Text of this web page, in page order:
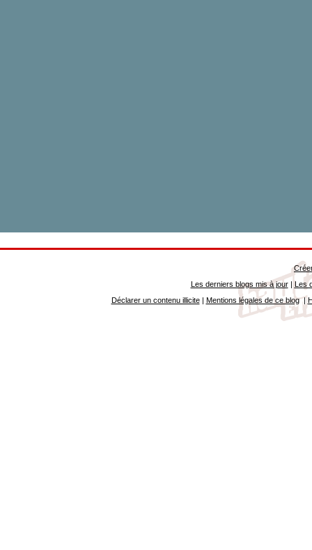
Les derniers blogs mis à jour| Les
Déclarer un contenu illicite| Mentions légales de ce blog|